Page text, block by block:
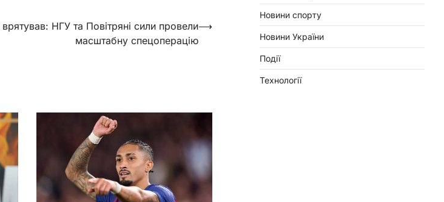
НГУ та Повітряні сили провели
масштабну спецоперацію
⟶
Новини спорту
Новини України
Події
Технології